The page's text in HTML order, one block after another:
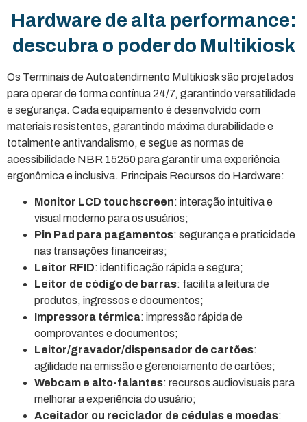
Hardware de alta performance:
descubra o poder do Multikiosk
Os Terminais de Autoatendimento Multikiosk são projetados
para operar de forma contínua 24/7, garantindo versatilidade
e segurança. Cada equipamento é desenvolvido com
materiais resistentes, garantindo máxima durabilidade e
totalmente antivandalismo, e segue as normas de
acessibilidade NBR 15250 para garantir uma experiência
ergonômica e inclusiva. Principais Recursos do Hardware:
Monitor LCD touchscreen: interação intuitiva e
visual moderno para os usuários;
Pin Pad para pagamentos: segurança e praticidade
nas transações financeiras;
Leitor RFID: identificação rápida e segura;
Leitor de código de barras: facilita a leitura de
produtos, ingressos e documentos;
Impressora térmica: impressão rápida de
comprovantes e documentos;
Leitor/gravador/dispensador de cartões:
agilidade na emissão e gerenciamento de cartões;
Webcam e alto-falantes: recursos audiovisuais para
melhorar a experiência do usuário;
Aceitador ou reciclador de cédulas e moedas: